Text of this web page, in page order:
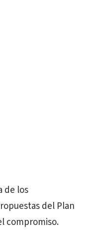
de los
del Plan
compromiso.